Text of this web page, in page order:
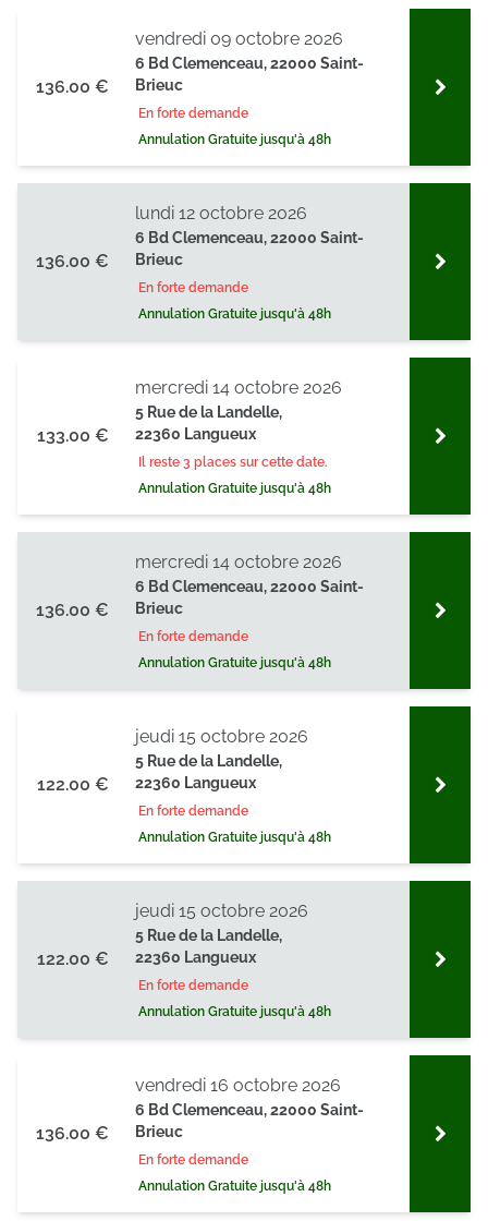
136.00 €
6 Bd Clemenceau, 22000 Saint-
Brieuc
En forte demande
Annulation Gratuite jusqu'à 48h
vendredi 09 octobre 2026
136.00 €
6 Bd Clemenceau, 22000 Saint-
Brieuc
En forte demande
Annulation Gratuite jusqu'à 48h
lundi 12 octobre 2026
133.00 €
5 Rue de la Landelle,
22360 Langueux
Il reste 3 places sur cette date.
Annulation Gratuite jusqu'à 48h
mercredi 14 octobre 2026
136.00 €
6 Bd Clemenceau, 22000 Saint-
Brieuc
En forte demande
Annulation Gratuite jusqu'à 48h
mercredi 14 octobre 2026
122.00 €
5 Rue de la Landelle,
22360 Langueux
En forte demande
Annulation Gratuite jusqu'à 48h
jeudi 15 octobre 2026
122.00 €
5 Rue de la Landelle,
22360 Langueux
En forte demande
Annulation Gratuite jusqu'à 48h
jeudi 15 octobre 2026
136.00 €
6 Bd Clemenceau, 22000 Saint-
Brieuc
En forte demande
Annulation Gratuite jusqu'à 48h
vendredi 16 octobre 2026